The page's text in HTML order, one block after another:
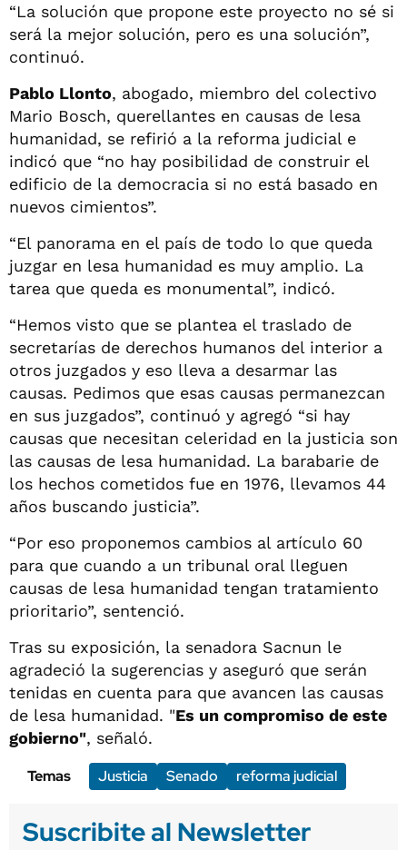
“La solución que propone este proyecto no sé si
será la mejor solución, pero es una solución”,
continuó.
Pablo Llonto, abogado, miembro del colectivo
Mario Bosch, querellantes en causas de lesa
humanidad, se refirió a la reforma judicial e
indicó que “no hay posibilidad de construir el
edificio de la democracia si no está basado en
nuevos cimientos”.
“El panorama en el país de todo lo que queda
juzgar en lesa humanidad es muy amplio. La
tarea que queda es monumental”, indicó.
“Hemos visto que se plantea el traslado de
secretarías de derechos humanos del interior a
otros juzgados y eso lleva a desarmar las
causas. Pedimos que esas causas permanezcan
en sus juzgados”, continuó y agregó “si hay
causas que necesitan celeridad en la justicia son
las causas de lesa humanidad. La barabarie de
los hechos cometidos fue en 1976, llevamos 44
años buscando justicia”.
“Por eso proponemos cambios al artículo 60
para que cuando a un tribunal oral lleguen
causas de lesa humanidad tengan tratamiento
prioritario”, sentenció.
Tras su exposición, la senadora Sacnun le
agradeció la sugerencias y aseguró que serán
tenidas en cuenta para que avancen las causas
de lesa humanidad. "Es un compromiso de este
gobierno", señaló.
Temas
Justicia Senado reforma judicial
Suscribite al Newsletter